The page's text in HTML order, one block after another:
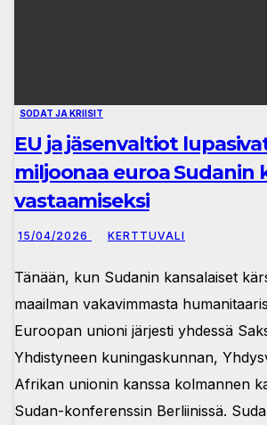
SODAT JA KRIISIT
EU ja jäsenvaltiot lupasivat
miljoonaa euroa Sudanin
vastaamiseksi
15/04/2026 KERTTUVALI
Tänään, kun Sudanin kansalaiset
maailman vakavimmasta
Euroopan unioni järjesti yhdessä
Yhdistyneen kuningaskunnan,
Afrikan unionin kanssa kolmannen
Sudan-konferenssin Berliinissä.